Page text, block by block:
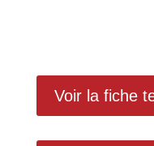
Voir la fiche